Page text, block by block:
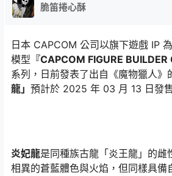
脆笛捲心酥
日本 CAPCOM 公司以旗下遊戲 IP
模型 『CAPCOM FIGURE
系列，日前發表了出自《魔物獵人》
龍」 預計於 2025 年 03 月 13 日發
炎妃龍是同種族古龍「炎王龍」的雌
相異的蒼藍體色與火焰，但同樣具備